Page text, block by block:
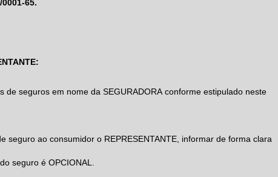
65.
de seguros em nome da SEGURADORA conforme estipulado neste
seguro ao consumidor o REPRESENTANTE, informar de forma clara
seguro é OPCIONAL.